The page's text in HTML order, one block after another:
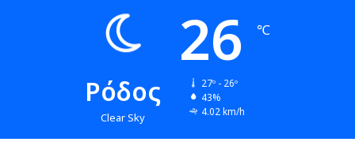
Ρόδος
Clear Sky
26 ℃
27º - 26º
43%
4.02 km/h